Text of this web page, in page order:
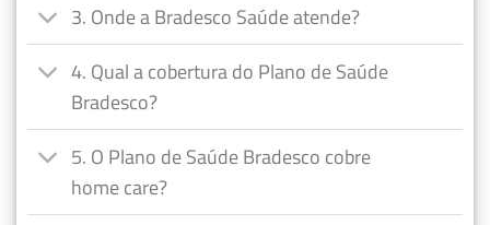
3. Onde a Bradesco Saúde atende?
4. Qual a cobertura do Plano de Saúde
Bradesco?
5. O Plano de Saúde Bradesco cobre
home care?